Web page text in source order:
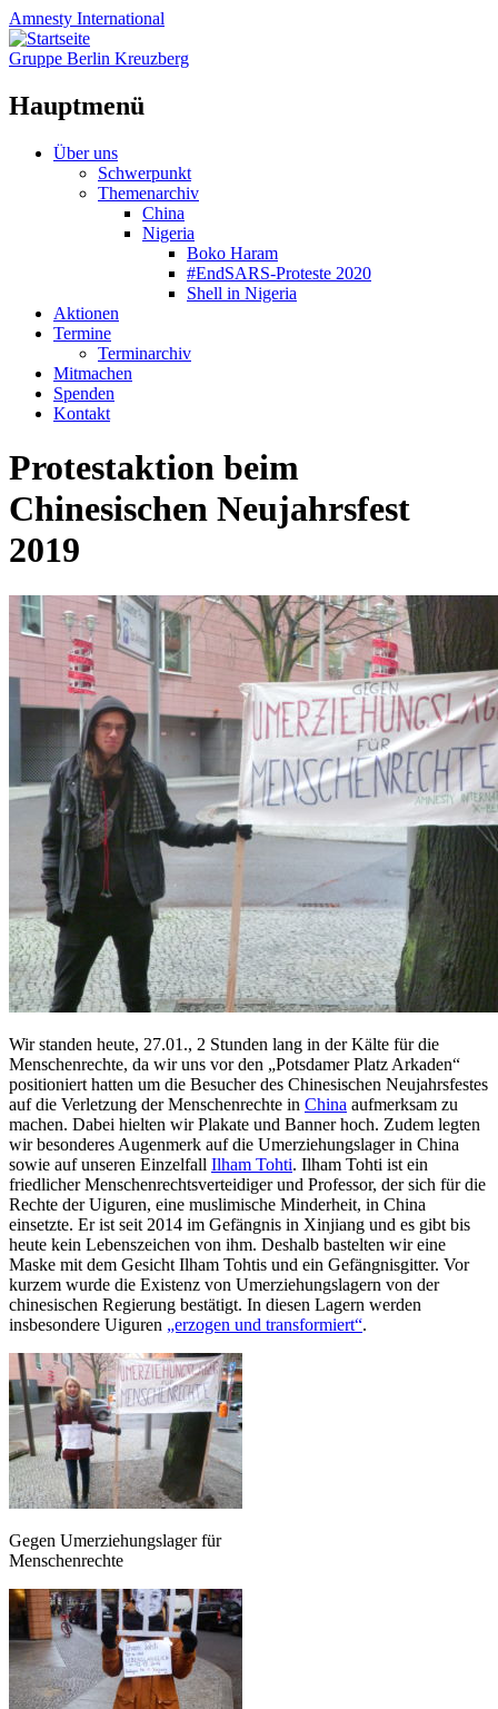
Amnesty International
Gruppe Berlin Kreuzberg
Hauptmenü
Zum
Über uns
Schwerpunkt
Themenarchiv
China
Nigeria
Boko Haram
#EndSARS-Proteste 2020
Shell in Nigeria
Aktionen
Termine
Terminarchiv
Mitmachen
Spenden
Kontakt
Protestaktion beim
Chinesischen Neujahrsfest
2019
Wir standen heute, 27.01., 2 Stunden lang in der Kälte für die
Menschenrechte, da wir uns vor den „Potsdamer Platz Arkaden“
positioniert hatten um die Besucher des Chinesischen Neujahrsfestes
auf die Verletzung der Menschenrechte in China aufmerksam zu
machen. Dabei hielten wir Plakate und Banner hoch. Zudem legten
wir besonderes Augenmerk auf die Umerziehungslager in China
sowie auf unseren Einzelfall Ilham Tohti. Ilham Tohti ist ein
friedlicher Menschenrechtsverteidiger und Professor, der sich für die
Rechte der Uiguren, eine muslimische Minderheit, in China
einsetzte. Er ist seit 2014 im Gefängnis in Xinjiang und es gibt bis
heute kein Lebenszeichen von ihm. Deshalb bastelten wir eine
Maske mit dem Gesicht Ilham Tohtis und ein Gefängnisgitter. Vor
kurzem wurde die Existenz von Umerziehungslagern von der
chinesischen Regierung bestätigt. In diesen Lagern werden
insbesondere Uiguren „erzogen und transformiert“.
Gegen Umerziehungslager für
Menschenrechte